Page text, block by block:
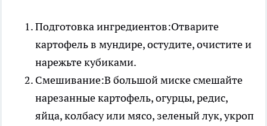
Подготовка ингредиентов:Отварите
картофель в мундире, остудите, очистите и
нарежьте кубиками.
Смешивание:В большой миске смешайте
нарезанные картофель, огурцы, редис,
яйца, колбасу или мясо, зеленый лук, укроп